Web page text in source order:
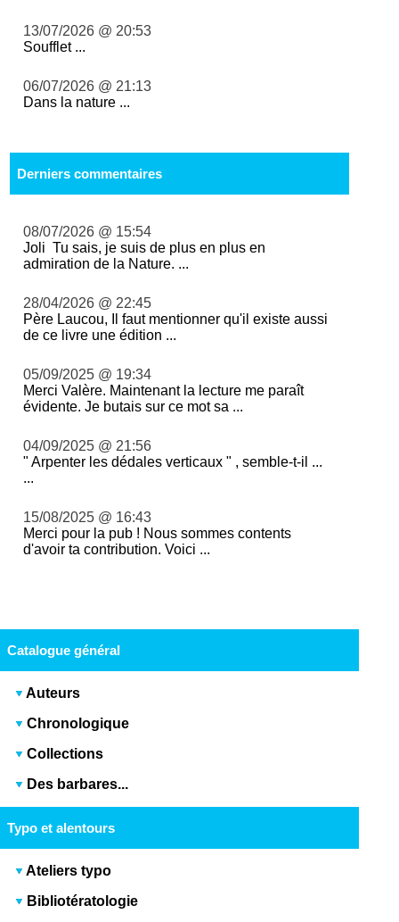
13/07/2026 @ 20:53
Soufflet ...
06/07/2026 @ 21:13
Dans la nature ...
Derniers commentaires
08/07/2026 @ 15:54
Joli Tu sais, je suis de plus en plus en
admiration de la Nature. ...
28/04/2026 @ 22:45
Père Laucou, Il faut mentionner qu'il existe aussi
de ce livre une édition ...
05/09/2025 @ 19:34
Merci Valère. Maintenant la lecture me paraît
évidente. Je butais sur ce mot sa ...
04/09/2025 @ 21:56
" Arpenter les dédales verticaux " , semble-t-il ...
...
15/08/2025 @ 16:43
Merci pour la pub ! Nous sommes contents
d'avoir ta contribution. Voici ...
Catalogue général
Auteurs
Chronologique
Collections
Des barbares...
Typo et alentours
Ateliers typo
Bibliotératologie